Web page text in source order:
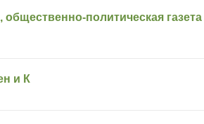
политическая газета
и К